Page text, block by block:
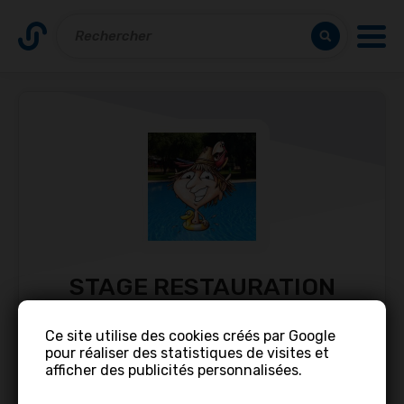
STAGE RESTAURATION
Offre d’emploi •Camping CAPFUN "El
escorial"• CDD
Ce site utilise des cookies créés par Google
pour réaliser des statistiques de visites et
afficher des publicités personnalisées.